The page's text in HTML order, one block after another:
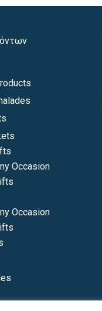
Occasion
Occasion